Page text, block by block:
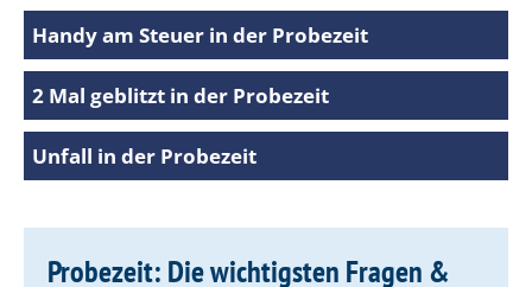
Handy am Steuer in der Probezeit
2 Mal geblitzt in der Probezeit
Unfall in der Probezeit
Probezeit: Die wichtigsten Fragen &